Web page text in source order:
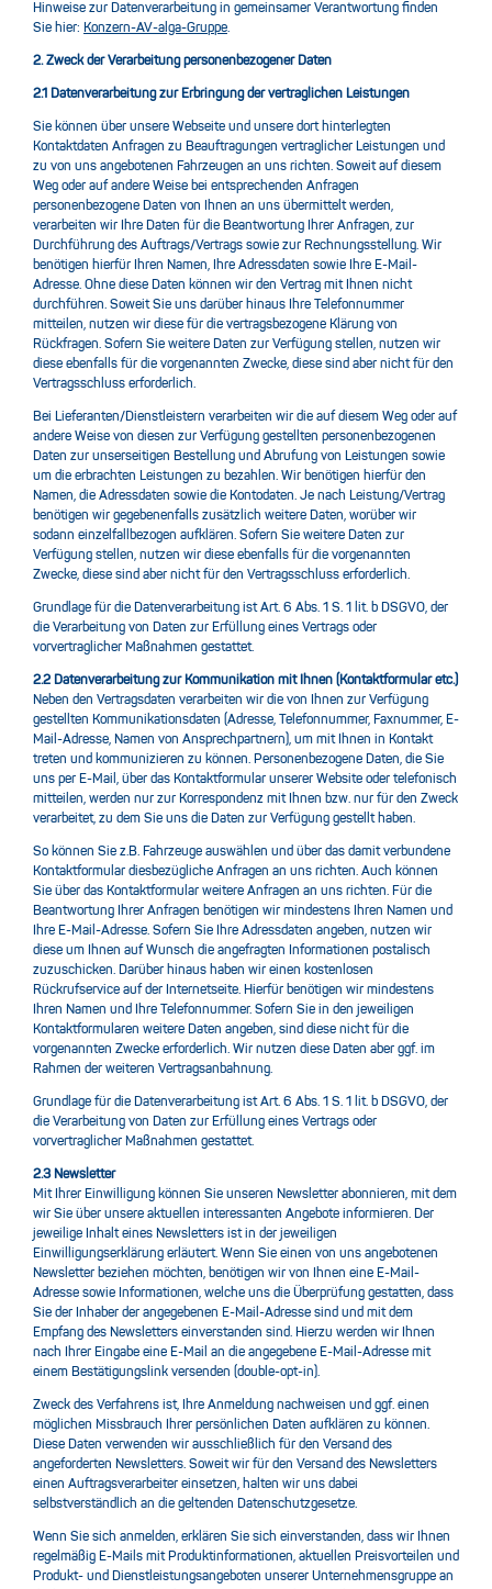
Hinweise zur Datenverarbeitung in gemeinsamer Verantwortung finden
Sie hier: Konzern-AV-alga-Gruppe.
2. Zweck der Verarbeitung personenbezogener Daten
2.1 Datenverarbeitung zur Erbringung der vertraglichen Leistungen
Sie können über unsere Webseite und unsere dort hinterlegten
Kontaktdaten Anfragen zu Beauftragungen vertraglicher Leistungen und
zu von uns angebotenen Fahrzeugen an uns richten. Soweit auf diesem
Weg oder auf andere Weise bei entsprechenden Anfragen
personenbezogene Daten von Ihnen an uns übermittelt werden,
verarbeiten wir Ihre Daten für die Beantwortung Ihrer Anfragen, zur
Durchführung des Auftrags/Vertrags sowie zur Rechnungsstellung. Wir
benötigen hierfür Ihren Namen, Ihre Adressdaten sowie Ihre E-Mail-
Adresse. Ohne diese Daten können wir den Vertrag mit Ihnen nicht
durchführen. Soweit Sie uns darüber hinaus Ihre Telefonnummer
mitteilen, nutzen wir diese für die vertragsbezogene Klärung von
Rückfragen. Sofern Sie weitere Daten zur Verfügung stellen, nutzen wir
diese ebenfalls für die vorgenannten Zwecke, diese sind aber nicht für den
Vertragsschluss erforderlich.
Bei Lieferanten/Dienstleistern verarbeiten wir die auf diesem Weg oder auf
andere Weise von diesen zur Verfügung gestellten personenbezogenen
Daten zur unserseitigen Bestellung und Abrufung von Leistungen sowie
um die erbrachten Leistungen zu bezahlen. Wir benötigen hierfür den
Namen, die Adressdaten sowie die Kontodaten. Je nach Leistung/Vertrag
benötigen wir gegebenenfalls zusätzlich weitere Daten, worüber wir
sodann einzelfallbezogen aufklären. Sofern Sie weitere Daten zur
Verfügung stellen, nutzen wir diese ebenfalls für die vorgenannten
Zwecke, diese sind aber nicht für den Vertragsschluss erforderlich.
Grundlage für die Datenverarbeitung ist Art. 6 Abs. 1 S. 1 lit. b DSGVO, der
die Verarbeitung von Daten zur Erfüllung eines Vertrags oder
vorvertraglicher Maßnahmen gestattet.
2.2 Datenverarbeitung zur Kommunikation mit Ihnen (Kontaktformular etc.)
Neben den Vertragsdaten verarbeiten wir die von Ihnen zur Verfügung
gestellten Kommunikationsdaten (Adresse, Telefonnummer, Faxnummer, E-
Mail-Adresse, Namen von Ansprechpartnern), um mit Ihnen in Kontakt
treten und kommunizieren zu können. Personenbezogene Daten, die Sie
uns per E-Mail, über das Kontaktformular unserer Website oder telefonisch
mitteilen, werden nur zur Korrespondenz mit Ihnen bzw. nur für den Zweck
verarbeitet, zu dem Sie uns die Daten zur Verfügung gestellt haben.
So können Sie z.B. Fahrzeuge auswählen und über das damit verbundene
Kontaktformular diesbezügliche Anfragen an uns richten. Auch können
Sie über das Kontaktformular weitere Anfragen an uns richten. Für die
Beantwortung Ihrer Anfragen benötigen wir mindestens Ihren Namen und
Ihre E-Mail-Adresse. Sofern Sie Ihre Adressdaten angeben, nutzen wir
diese um Ihnen auf Wunsch die angefragten Informationen postalisch
zuzuschicken. Darüber hinaus haben wir einen kostenlosen
Rückrufservice auf der Internetseite. Hierfür benötigen wir mindestens
Ihren Namen und Ihre Telefonnummer. Sofern Sie in den jeweiligen
Kontaktformularen weitere Daten angeben, sind diese nicht für die
vorgenannten Zwecke erforderlich. Wir nutzen diese Daten aber ggf. im
Rahmen der weiteren Vertragsanbahnung.
Grundlage für die Datenverarbeitung ist Art. 6 Abs. 1 S. 1 lit. b DSGVO, der
die Verarbeitung von Daten zur Erfüllung eines Vertrags oder
vorvertraglicher Maßnahmen gestattet.
2.3 Newsletter
Mit Ihrer Einwilligung können Sie unseren Newsletter abonnieren, mit dem
wir Sie über unsere aktuellen interessanten Angebote informieren. Der
jeweilige Inhalt eines Newsletters ist in der jeweiligen
Einwilligungserklärung erläutert. Wenn Sie einen von uns angebotenen
Newsletter beziehen möchten, benötigen wir von Ihnen eine E-Mail-
Adresse sowie Informationen, welche uns die Überprüfung gestatten, dass
Sie der Inhaber der angegebenen E-Mail-Adresse sind und mit dem
Empfang des Newsletters einverstanden sind. Hierzu werden wir Ihnen
nach Ihrer Eingabe eine E-Mail an die angegebene E-Mail-Adresse mit
einem Bestätigungslink versenden (double-opt-in).
Zweck des Verfahrens ist, Ihre Anmeldung nachweisen und ggf. einen
möglichen Missbrauch Ihrer persönlichen Daten aufklären zu können.
Diese Daten verwenden wir ausschließlich für den Versand des
angeforderten Newsletters. Soweit wir für den Versand des Newsletters
einen Auftragsverarbeiter einsetzen, halten wir uns dabei
selbstverständlich an die geltenden Datenschutzgesetze.
Wenn Sie sich anmelden, erklären Sie sich einverstanden, dass wir Ihnen
regelmäßig E-Mails mit Produktinformationen, aktuellen Preisvorteilen und
Produkt- und Dienstleistungsangeboten unserer Unternehmensgruppe an